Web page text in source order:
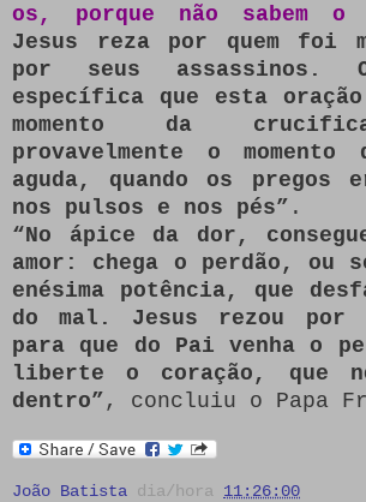
os, porque não sabem o
Jesus reza por quem foi
por seus assassinos.
específica que esta
momento da
provavelmente o
aguda, quando os pregos
nos pulsos e nos pés” .
“No ápice da dor,
amor: chega o perdão, ou
enésima potência, que
do mal. Jesus rezou por
para que do Pai venha o
liberte o coração, que
dentro” , concluiu o Papa
João Batista dia/hora 11:26:00